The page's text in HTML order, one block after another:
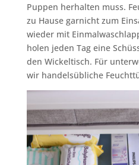
Puppen herhalten muss.
zu Hause garnicht zum
wieder mit
holen jeden Tag eine
den Wickeltisch. Für
wir handelsübliche